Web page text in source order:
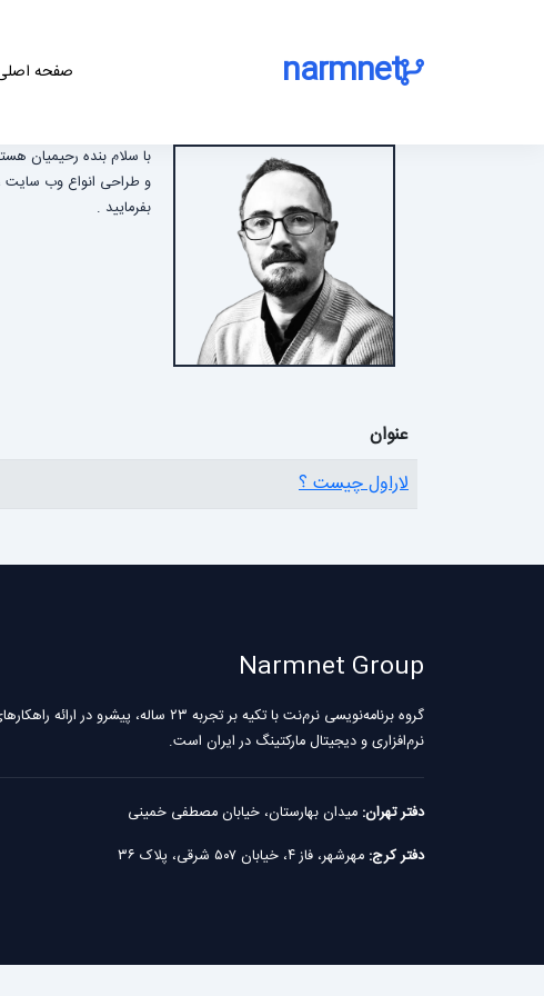
narmnet صفحه
با سلام بنده رحیمیان
بفرمایید .
عنوان
لاراول چیست ؟
Narmnet Group
گروه برنامه‌نویسی نرم‌نت با تکیه بر تجربه ۲۳ ساله، پیشرو در
نرم‌افزاری و دیجیتال مارکتینگ در ایران است.
دفتر تهران: میدان بهارستان، خیابان مصطفی خمینی
دفتر کرج: مهرشهر، فاز ۴، خیابان ۵۰۷ شرقی، پلاک ۳۶